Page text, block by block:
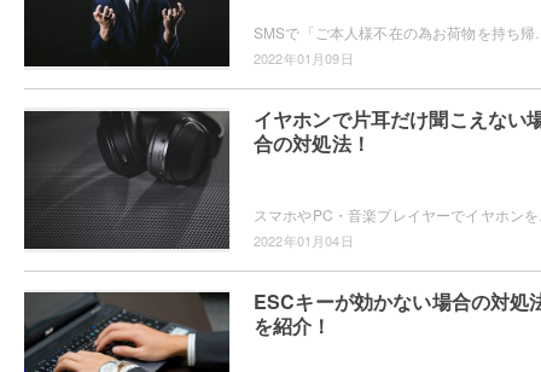
2022年01月09日
イヤホンで片耳だけ聞こえない
合の対処法！
2022年01月04日
ESCキーが効かない場合の対処
を紹介！